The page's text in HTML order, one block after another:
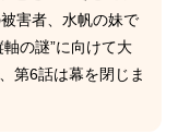
害者、水帆の妹で
の謎”に向けて大
第6話は幕を閉じま